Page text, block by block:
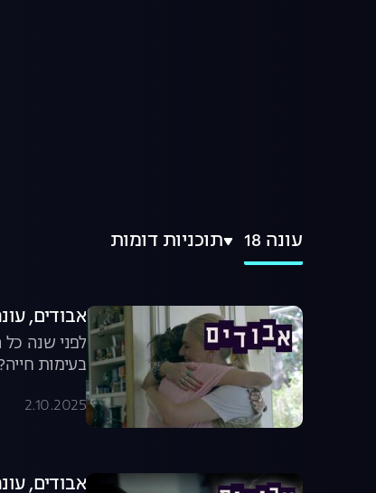
עונה 18 תוכניות דומות
אבודים, עונה 18, פרק 9: יאנה סוגרת חשבון
לפני שנה
בעימות
2.10.2025
אבודים, עונה 18, פרק 8: פתרון תעלומת